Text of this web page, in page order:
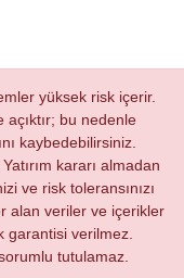
yüksek risk içerir.
bu nedenle
kaybedebilirsiniz.
kararı almadan
ve risk toleransınızı
alan veriler ve içerikler
garantisi verilmez.
tutulamaz.